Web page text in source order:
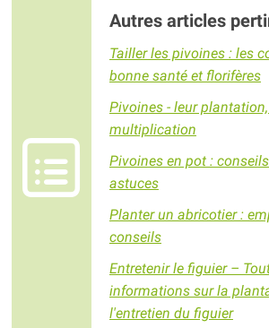
Autres articles
Tailler les pivoines : les
bonne santé et florifères
Pivoines - leur
multiplication
Pivoines en pot :
astuces
Planter un abricotier :
conseils
Entretenir le figuier –
informations sur la
l'entretien du figuier